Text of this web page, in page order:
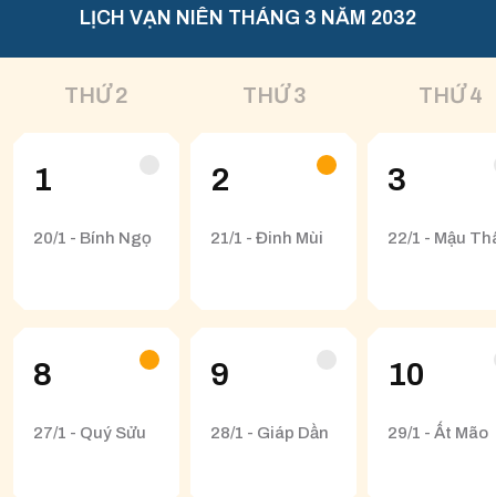
LỊCH VẠN NIÊN THÁNG 3 NĂM 2032
THỨ 2 THỨ 3 THỨ 4
1
20/1 - Bính Ngọ
2
21/1 - Đinh Mùi
3
22/1 - Mậu
8
27/1 - Quý Sửu
9
28/1 - Giáp Dần
10
29/1 - Ất Mão